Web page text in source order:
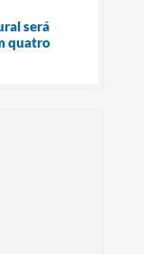
será
quatro